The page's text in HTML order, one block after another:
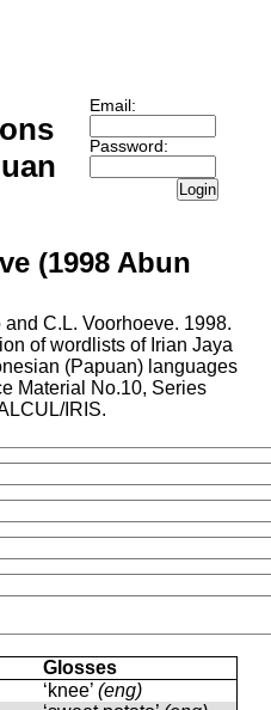
Email:
Password:
Login
(1998 Abun
and C.L. Voorhoeve. 1998.
of wordlists of Irian Jaya
(Papuan) languages
Material No.10, Series
IRIS.
Glosses
‘knee’ (eng)